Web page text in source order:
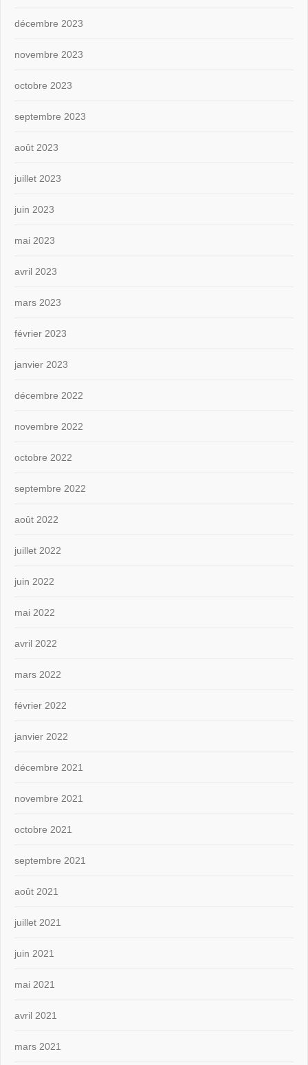
décembre 2023
novembre 2023
octobre 2023
septembre 2023
août 2023
juillet 2023
juin 2023
mai 2023
avril 2023
mars 2023
février 2023
janvier 2023
décembre 2022
novembre 2022
octobre 2022
septembre 2022
août 2022
juillet 2022
juin 2022
mai 2022
avril 2022
mars 2022
février 2022
janvier 2022
décembre 2021
novembre 2021
octobre 2021
septembre 2021
août 2021
juillet 2021
juin 2021
mai 2021
avril 2021
mars 2021